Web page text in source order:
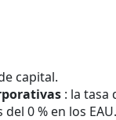
capital.
: la tasa
0 % en los